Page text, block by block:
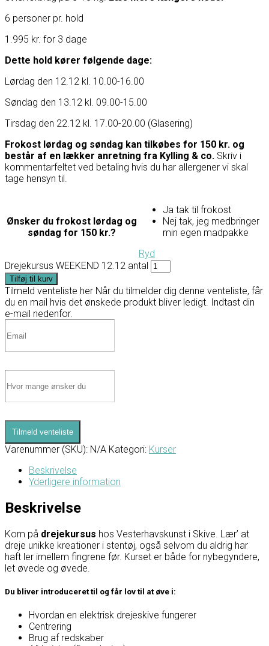
6 personer pr. hold
1.995 kr. for 3 dage
Dette hold kører følgende dage:
Lørdag den 12.12 kl. 10.00-16.00
Søndag den 13.12 kl. 09.00-15.00
Tirsdag den 22.12 kl. 17.00-20.00 (Glasering)
Frokost lørdag og søndag kan tilkøbes for 150 kr. og
består af en lækker anretning fra Kylling & co. Skriv i
kommentarfeltet ved betaling hvis du har allergener vi skal
tage hensyn til.
Ønsker du frokost lørdag og
søndag for 150 kr.?
Ja tak til frokost
Nej tak, jeg medbringer
min egen madpakke
Ryd
Drejekursus WEEKEND 12.12 antal
Tilføj til kurv
Tilmeld venteliste her Når du tilmelder dig denne venteliste, får
du en mail hvis det ønskede produkt bliver ledigt. Indtast din
e-mail nedenfor.
Tilmeld venteliste
Varenummer (SKU): N/A Kategori: Kurser
Beskrivelse
Yderligere information
Beskrivelse
Kom på drejekursus hos Vesterhavskunst i Skive. Lær’ at
dreje unikke kreationer i stentøj, også selvom du aldrig har
haft ler imellem fingrene før. Kurset er både for nybegyndere,
let øvede og øvede.
Du bliver introduceret til og får lov til at øve i:
Hvordan en elektrisk drejeskive fungerer
Centrering
Brug af redskaber